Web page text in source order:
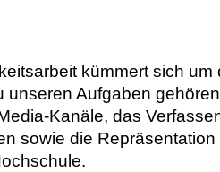
kümmert sich
unseren Aufgaben
Kanäle, das
sowie die